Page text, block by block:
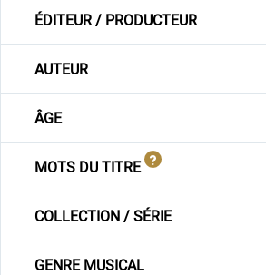
ÉDITEUR / PRODUCTEUR
AUTEUR
ÂGE
MOTS DU TITRE
COLLECTION / SÉRIE
GENRE MUSICAL